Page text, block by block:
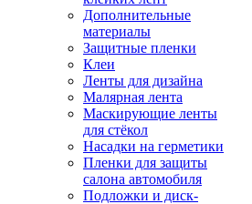
Дополнительные
материалы
Защитные пленки
Клеи
Ленты для дизайна
Малярная лента
Маскирующие ленты
для стёкол
Насадки на герметики
Пленки для защиты
салона автомобиля
Подложки и диск-